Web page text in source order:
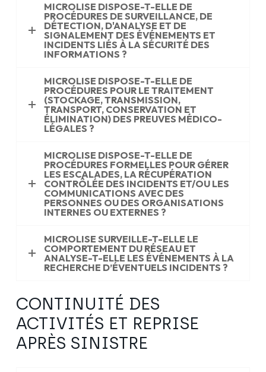
MICROLISE DISPOSE-T-ELLE DE
PROCÉDURES DE SURVEILLANCE, DE
DÉTECTION, D'ANALYSE ET DE
SIGNALEMENT DES ÉVÉNEMENTS ET
INCIDENTS LIÉS À LA SÉCURITÉ DES
INFORMATIONS ?
MICROLISE DISPOSE-T-ELLE DE
PROCÉDURES POUR LE TRAITEMENT
(STOCKAGE, TRANSMISSION,
TRANSPORT, CONSERVATION ET
ÉLIMINATION) DES PREUVES MÉDICO-
LÉGALES ?
MICROLISE DISPOSE-T-ELLE DE
PROCÉDURES FORMELLES POUR GÉRER
LES ESCALADES, LA RÉCUPÉRATION
CONTRÔLÉE DES INCIDENTS ET/OU LES
COMMUNICATIONS AVEC DES
PERSONNES OU DES ORGANISATIONS
INTERNES OU EXTERNES ?
MICROLISE SURVEILLE-T-ELLE LE
COMPORTEMENT DU RÉSEAU ET
ANALYSE-T-ELLE LES ÉVÉNEMENTS À LA
RECHERCHE D’ÉVENTUELS INCIDENTS ?
CONTINUITÉ DES
ACTIVITÉS ET REPRISE
APRÈS SINISTRE